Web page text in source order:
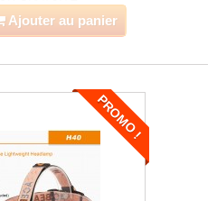
Ajouter au panier
PROMO !